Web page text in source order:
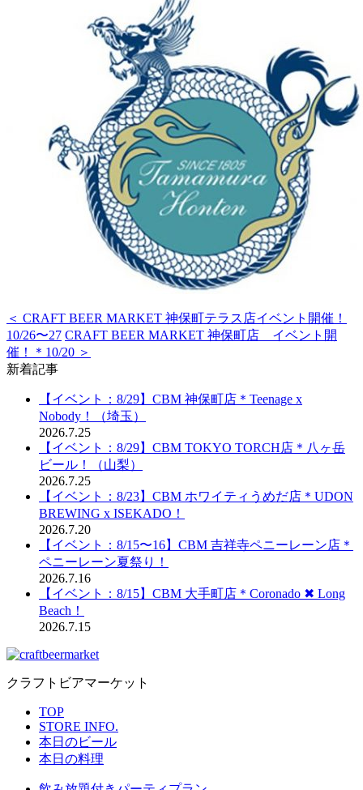
＜ CRAFT BEER MARKET 神保町テラス店イベント開催！
10/26〜27 CRAFT BEER MARKET 神保町店 イベント開
催！＊10/20 ＞
新着記事
【イベント：8/29】CBM 神保町店＊Teenage x
Nobody！（埼玉）
2026.7.25
【イベント：8/29】CBM TOKYO TORCH店＊八ヶ岳
ビール！（山梨）
2026.7.25
【イベント：8/23】CBM ホワイティうめだ店＊UDON
BREWING x ISEKADO！
2026.7.20
【イベント：8/15〜16】CBM 吉祥寺ペニーレーン店＊
ペニーレーン夏祭り！
2026.7.16
【イベント：8/15】CBM 大手町店＊Coronado ✖︎ Long
Beach！
2026.7.15
クラフトビアマーケット
TOP
STORE INFO.
本日のビール
本日の料理